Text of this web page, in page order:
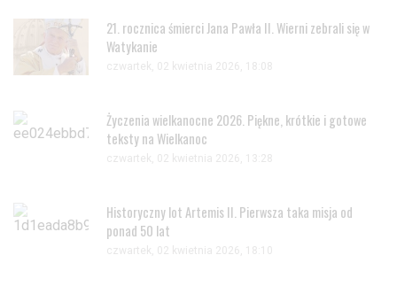
21. rocznica śmierci Jana Pawła II. Wierni zebrali się w
Watykanie
czwartek, 02 kwietnia 2026, 18:08
Życzenia wielkanocne 2026. Piękne, krótkie i gotowe
teksty na Wielkanoc
czwartek, 02 kwietnia 2026, 13:28
Historyczny lot Artemis II. Pierwsza taka misja od
ponad 50 lat
czwartek, 02 kwietnia 2026, 18:10